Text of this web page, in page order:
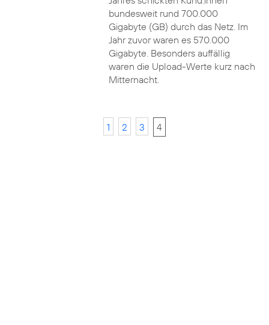
bundesweit rund 700.000
Gigabyte (GB) durch das Netz. Im
Jahr zuvor waren es 570.000
Gigabyte. Besonders auffällig
waren die Upload-Werte kurz nach
Mitternacht.
1 2 3 4